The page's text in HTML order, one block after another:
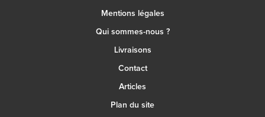
Mentions légales
Qui sommes-nous ?
Livraisons
Contact
Articles
Plan du site